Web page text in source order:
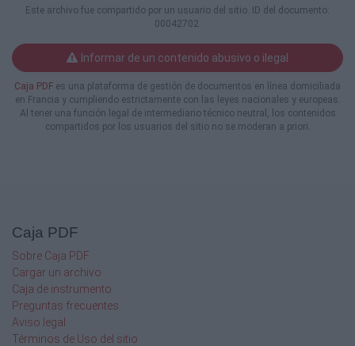
Este archivo fue compartido por un usuario del sitio. ID del documento:
00042702.
Informar de un contenido abusivo o ilegal
Caja PDF es una plataforma de gestión de documentos en línea domiciliada
en Francia y cumpliendo estrictamente con las leyes nacionales y europeas.
Al tener una función legal de intermediario técnico neutral, los contenidos
compartidos por los usuarios del sitio no se moderan a priori.
Caja PDF
Sobre Caja PDF
Cargar un archivo
Caja de instrumento
Preguntas frecuentes
Aviso legal
Términos de Uso del sitio